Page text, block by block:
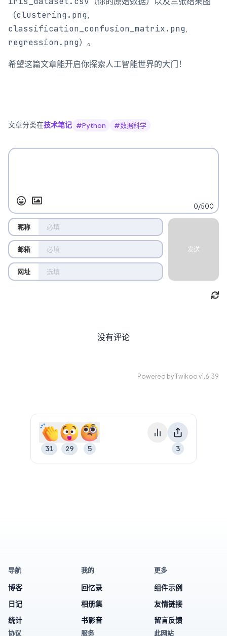
（clustering.png,
classification_confusion_matrix.png,
regression.png）。
希望这篇文章能开启你探索人工智能世界的大门！
文章分类在技术笔记 #Python #数据科学
昵称
邮箱
网址
0/500
发送
没有评论
Powered byTwikoo v1.6.39
31
29
5
3
导航
博客
日记
统计
我的
回忆录
相册集
书影音
更多
组件示例
友情链接
留言反馈
协议 服务 此网站